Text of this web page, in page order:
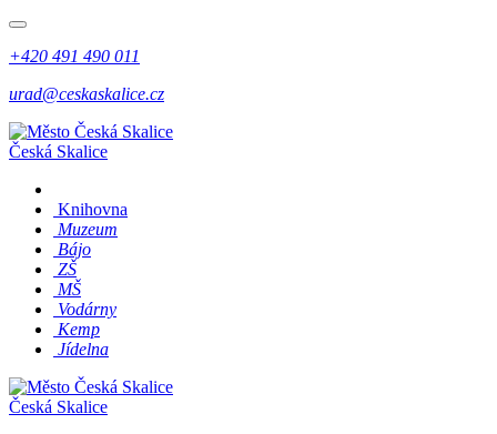
+420 491 490 011
urad@ceskaskalice.cz
Česká Skalice
Knihovna
Muzeum
Bájo
ZŠ
MŠ
Vodárny
Kemp
Jídelna
Česká Skalice